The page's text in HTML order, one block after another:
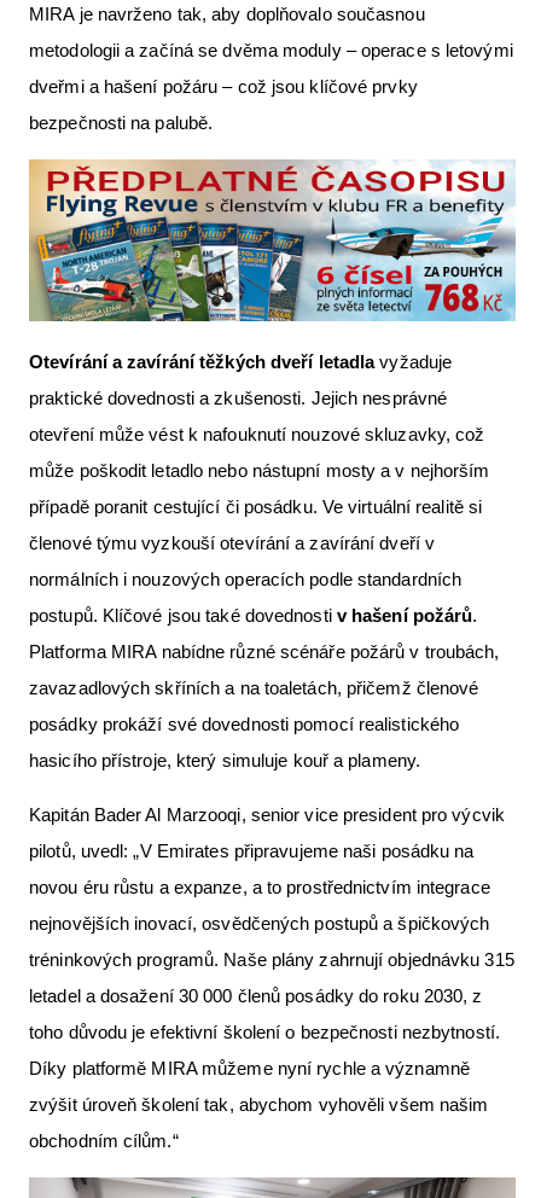
MIRA je navrženo tak, aby doplňovalo současnou
metodologii a začíná se dvěma moduly – operace s letovými
dveřmi a hašení požáru – což jsou klíčové prvky
bezpečnosti na palubě.
Otevírání a zavírání těžkých dveří letadlavyžaduje
praktické dovednosti a zkušenosti. Jejich nesprávné
otevření může vést k nafouknutí nouzové skluzavky, což
může poškodit letadlo nebo nástupní mosty a v nejhorším
případě poranit cestující či posádku. Ve virtuální realitě si
členové týmu vyzkouší otevírání a zavírání dveří v
normálních i nouzových operacích podle standardních
postupů. Klíčové jsou také dovednosti v hašení požárů.
Platforma MIRA nabídne různé scénáře požárů v troubách,
zavazadlových skříních a na toaletách, přičemž členové
posádky prokáží své dovednosti pomocí realistického
hasicího přístroje, který simuluje kouř a plameny.
Kapitán Bader Al Marzooqi, senior vice president pro výcvik
pilotů, uvedl: „V Emirates připravujeme naši posádku na
novou éru růstu a expanze, a to prostřednictvím integrace
nejnovějších inovací, osvědčených postupů a špičkových
tréninkových programů. Naše plány zahrnují objednávku 315
letadel a dosažení 30 000 členů posádky do roku 2030, z
toho důvodu je efektivní školení o bezpečnosti nezbytností.
Díky platformě MIRA můžeme nyní rychle a významně
zvýšit úroveň školení tak, abychom vyhověli všem našim
obchodním cílům.“